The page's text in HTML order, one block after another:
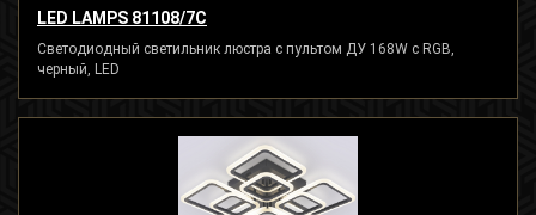
LED LAMPS 81108/7C
Светодиодный светильник люстра с пультом ДУ 168W с RGB,
черный, LED